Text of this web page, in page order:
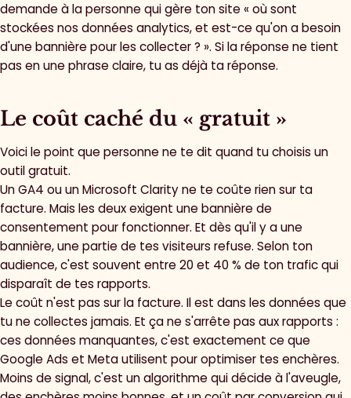
demande à la personne qui gère ton site « où sont
stockées nos données analytics, et est-ce qu'on a besoin
d'une bannière pour les collecter ? ». Si la réponse ne tient
pas en une phrase claire, tu as déjà ta réponse.
Le coût caché du « gratuit »
Voici le point que personne ne te dit quand tu choisis un
outil gratuit.
Un GA4 ou un Microsoft Clarity ne te coûte rien sur ta
facture. Mais les deux exigent une bannière de
consentement pour fonctionner. Et dès qu'il y a une
bannière, une partie de tes visiteurs refuse. Selon ton
audience, c'est souvent entre 20 et 40 % de ton trafic qui
disparaît de tes rapports.
Le coût n'est pas sur la facture. Il est dans les données que
tu ne collectes jamais. Et ça ne s'arrête pas aux rapports :
ces données manquantes, c'est exactement ce que
Google Ads et Meta utilisent pour optimiser tes enchères.
Moins de signal, c'est un algorithme qui décide à l'aveugle,